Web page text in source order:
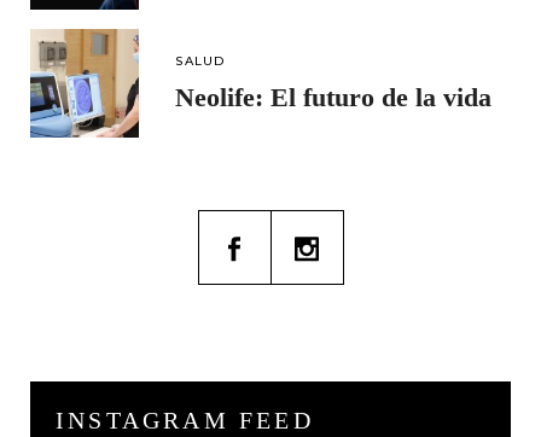
SALUD
Neolife: El futuro de la vida
INSTAGRAM FEED